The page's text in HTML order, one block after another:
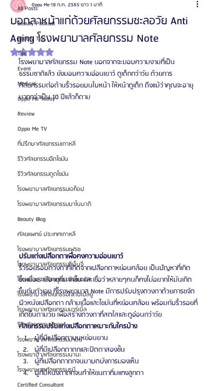
All Posts
Beauty Podcast
Beauty Tips
Tips
Event
Medical
Oppa Me Today
Review
Oppa Me TV
ที่ปรึกษาศัลยกรรมเกาหลี
รีวิวศัลยกรรมฉีดไขมัน
รีวิวศัลยกรรมดูดไขมัน
โรงพยาบาลศัลยกรรมเอท็อป
โรงพยาบาลศัลยกรรมบาโนบากิ
Beauty Blog
ศัลยแพทย์ ประเทศเกาหลี
โรงพยาบาลศัลยกรรมเฟรช
โรงพยาบาลศัลยกรรมจีเอ็นจี
โรงพยาบาลศัลยกรรมอิมเมจอัพ
โรงพยาบาลศัลยกรรมเจดับเบิลยู
โรงพยาบาลศัลยกรรมมาร์เบิ้ล
รีวิวศัลยกรรมผู้ชาย
โรงพยาบาลศัลยกรรมมาอิน
โรงพยาบาลศัลยกรรมนานะ
โรงพยาบาลศัลยกรรมรูบี
Certified Consultant
บอกลาหน้าแก่ด้วยศัลยกรรมชะลอวัย Anti
Aging โรงพยาบาลศัลยกรรม Note
Oppa Me19 ก.ค. 2565 ยาว 1 นาที
ได้รับ NaN เต็ม 5 ดาว
โรงพยาบาลศัลยกรรม Note นอกจากจะมอบความงามที่เป็น
ธรรมชาติแล้ว ยังมอบความอ่อนเยาว์ ดูเด็กกว่าวัย ด้วยการ
ศัลยกรรมต่อต้านริ้วรอยบนใบหน้า ให้หน้าดูเด็ก ถึงแม้ว่าคุณจะอายุ
มากกว่าเป็น 10 ปีแล้วก็ตาม
ปรับแต่งเปลือกตาเพื่อคงความอ่อนเยาว์
ริ้วรอยรอบดวงตาที่เกิดจากเปลือกตาหย่อนคล้อย เป็นปัญหาที่เกิด
ขึ้นเมื่อเรามีอายุที่มากขึ้น และเชื่อว่าหลายๆคนก็คงไม่อยากให้มันเกิด
ขึ้นกับตัวเอง ที่โรงพยาบาล Note มีการปรับปรุงดวงตาด้วยการขจัด
ผิวหนังเปลือกตา กล้ามเนื้อและไขมันที่หย่อนคล้อย พร้อมกับริ้วรอยที่
เกิดขึ้นตามวัย เพื่อสร้างดวงตาที่สดใสและดูอ่อนกว่าวัย
ศัลยกรรมปรับแต่งเปลือกตาเหมาะกับใครบ้าง
ผู้ที่มีเปลือกตาบนหย่อนยาน
ผู้ที่มีเปลือกตาตกและปิดตาสองชั้น
ผู้ที่เปลือกตาตกจนมาบดบังการมองเห็น
ผู้ที่มีหนังตาตกจนทำให้ขนตาทิ่มแทงลูกตา